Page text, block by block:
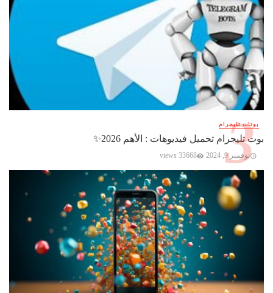
بوتات تليجرام
بوت تليجرام تحميل فيديوهات : الأهم 2026✨️
نوفمبر 9, 2024 33668 views